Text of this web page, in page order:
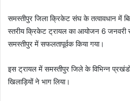
समस्तीपुर जिला क्रिकेट संघ के तत्वावधान में
स्तरीय क्रिकेट ट्रायल का आयोजन 6
समस्तीपुर में सफलतापूर्वक किया गया।
इस ट्रायल में समस्तीपुर जिले के विभिन्न
खिलाड़ियों ने भाग लिया।